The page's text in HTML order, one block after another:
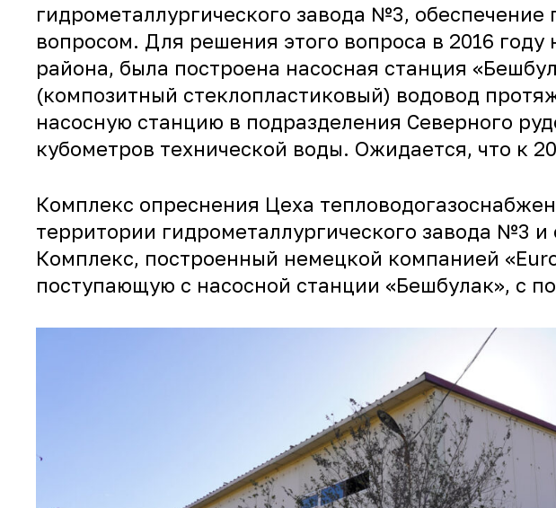
гидрометаллургического завода №3,
вопросом. Для решения этого вопроса в 2016
района, была построена насосная станция
(композитный стеклопластиковый) водовод
насосную станцию в подразделения Северного
кубометров технической воды. Ожидается, что к
Комплекс опреснения Цеха
территории гидрометаллургического завода №3
Комплекс, построенный немецкой компанией
поступающую с насосной станции «Бешбулак», с